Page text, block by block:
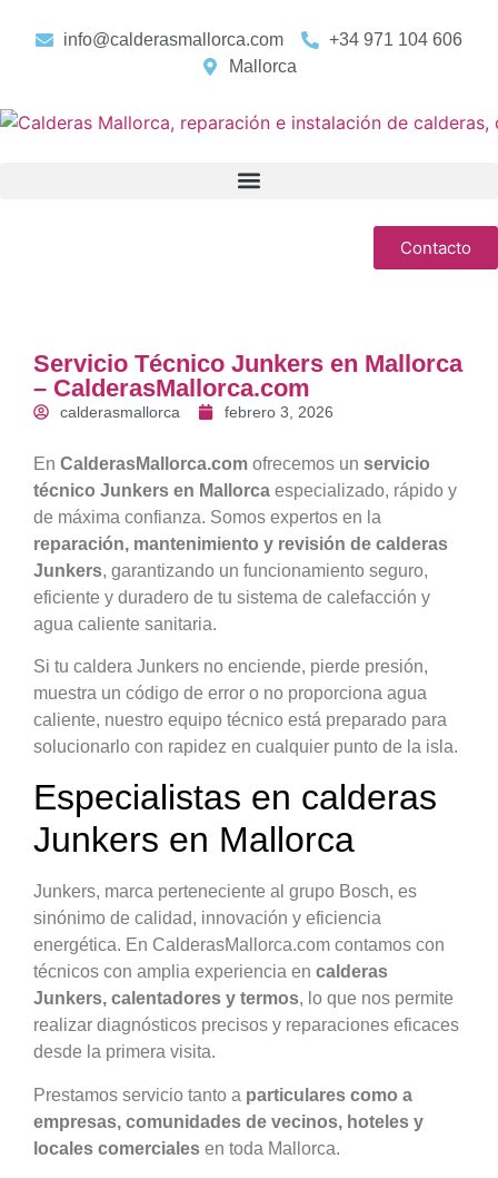
info@calderasmallorca.com
+34 971 104 606
Mallorca
Contacto
Servicio Técnico Junkers en Mallorca
– CalderasMallorca.com
calderasmallorca febrero 3, 2026
En CalderasMallorca.com ofrecemos un servicio
técnico Junkers en Mallorca especializado, rápido y
de máxima confianza. Somos expertos en la
reparación, mantenimiento y revisión de calderas
Junkers, garantizando un funcionamiento seguro,
eficiente y duradero de tu sistema de calefacción y
agua caliente sanitaria.
Si tu caldera Junkers no enciende, pierde presión,
muestra un código de error o no proporciona agua
caliente, nuestro equipo técnico está preparado para
solucionarlo con rapidez en cualquier punto de la isla.
Especialistas en calderas
Junkers en Mallorca
Junkers, marca perteneciente al grupo Bosch, es
sinónimo de calidad, innovación y eficiencia
energética. En CalderasMallorca.com contamos con
técnicos con amplia experiencia en calderas
Junkers, calentadores y termos, lo que nos permite
realizar diagnósticos precisos y reparaciones eficaces
desde la primera visita.
Prestamos servicio tanto a particulares como a
empresas, comunidades de vecinos, hoteles y
locales comerciales en toda Mallorca.